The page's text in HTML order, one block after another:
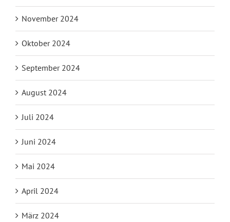
November 2024
Oktober 2024
September 2024
August 2024
Juli 2024
Juni 2024
Mai 2024
April 2024
März 2024